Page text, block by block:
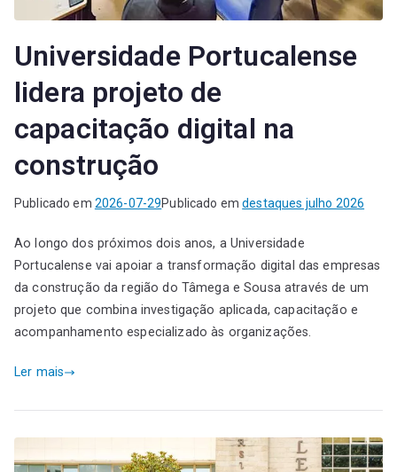
Universidade Portucalense
lidera projeto de
capacitação digital na
construção
Publicado em 2026-07-29Publicado emdestaques julho 2026
Ao longo dos próximos dois anos, a Universidade
Portucalense vai apoiar a transformação digital das empresas
da construção da região do Tâmega e Sousa através de um
projeto que combina investigação aplicada, capacitação e
acompanhamento especializado às organizações.
Ler mais